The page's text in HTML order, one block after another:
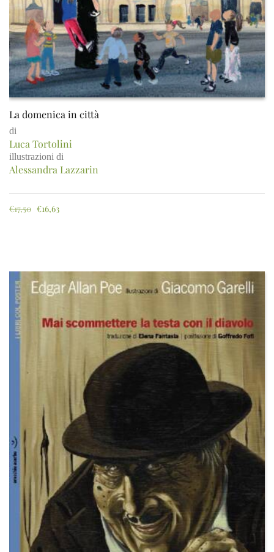
La domenica in città
di
Luca Tortolini
illustrazioni di
Alessandra Lazzarin
€17,50 €16,63